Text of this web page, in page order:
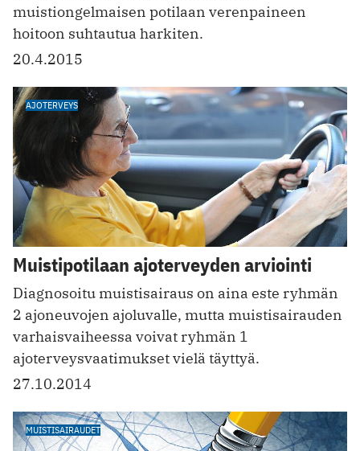
muistiongelmaisen potilaan verenpaineen
hoitoon suhtautua harkiten.
20.4.2015
AJOTERVEYS
Muistipotilaan ajoterveyden arviointi
Diagnosoitu muistisairaus on aina este ryhmän
2 ajoneuvojen ajoluvalle, mutta muistisairauden
varhaisvaiheessa voivat ryhmän 1
ajoterveysvaatimukset vielä täyttyä.
27.10.2014
MUISTISAIRAUDET